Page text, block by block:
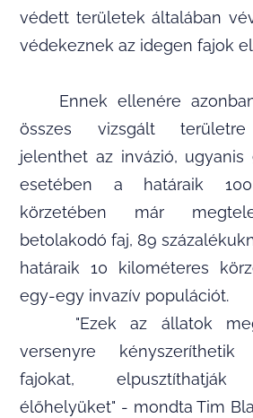
védett területek általában
védekeznek az idegen fajok
Ennek ellenére
összes vizsgált
jelenthet az invázió, ugyanis
esetében a határaik
körzetében már
betolakodó faj, 89
határaik 10 kilométeres
egy-egy invazív populációt.
"Ezek az állatok
versenyre
fajokat, elpusztíthatják
élőhelyüket" - mondta Tim